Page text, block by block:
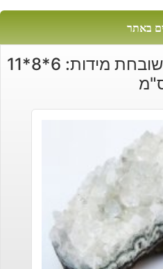
באתר
אפופולייט מושבה משובחת מידות: 6*8*11